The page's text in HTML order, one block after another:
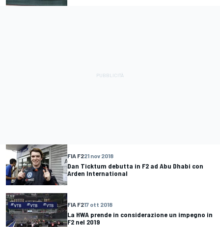
FIA F221 nov 2018
Dan Ticktum debutta in F2 ad Abu Dhabi con
Arden International
FIA F217 ott 2018
La HWA prende in considerazione un impegno in
F2 nel 2019